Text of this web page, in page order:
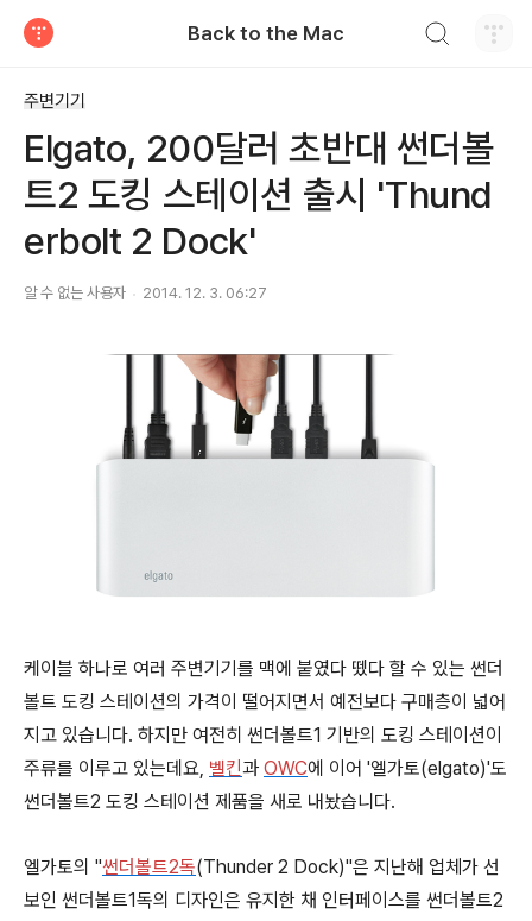
Back to the Mac
주변기기
Elgato, 200달러 초반대 썬더볼
트2 도킹 스테이션 출시 'Thund
erbolt 2 Dock'
알 수 없는 사용자 2014. 12. 3. 06:27
케이블 하나로 여러 주변기기를 맥에 붙였다 뗐다 할 수 있는 썬더
볼트 도킹 스테이션의 가격이 떨어지면서 예전보다 구매층이 넓어
지고 있습니다. 하지만 여전히 썬더볼트1 기반의 도킹 스테이션이
주류를 이루고 있는데요, 벨킨과 OWC에 이어 '엘가토(elgato)'도
썬더볼트2 도킹 스테이션 제품을 새로 내놨습니다.
엘가토의 "썬더볼트2독(Thunder 2 Dock)"은 지난해 업체가 선
보인 썬더볼트1독의 디자인은 유지한 채 인터페이스를 썬더볼트2